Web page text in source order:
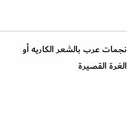
نجمات عرب بالشعر الكاريه أو
الغرة القصيرة